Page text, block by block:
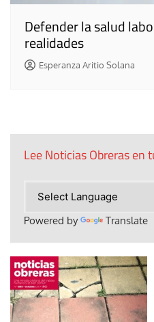
Defender la salud
realidades
Esperanza Aritio Solana
Lee Noticias Obreras en
Powered by Translate